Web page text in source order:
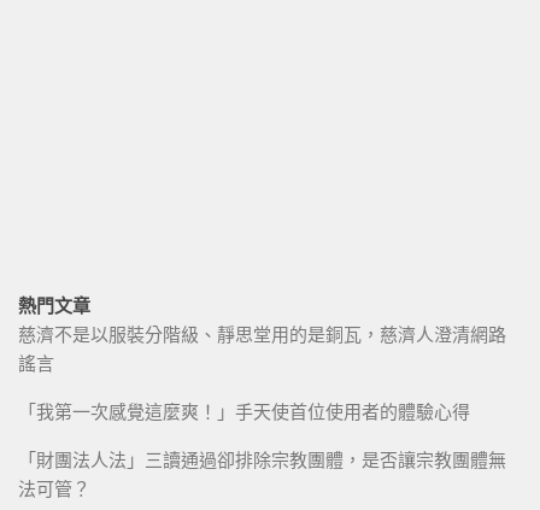
熱門文章
慈濟不是以服裝分階級、靜思堂用的是銅瓦，慈濟人澄清網路
謠言
「我第一次感覺這麼爽！」手天使首位使用者的體驗心得
「財團法人法」三讀通過卻排除宗教團體，是否讓宗教團體無
法可管？